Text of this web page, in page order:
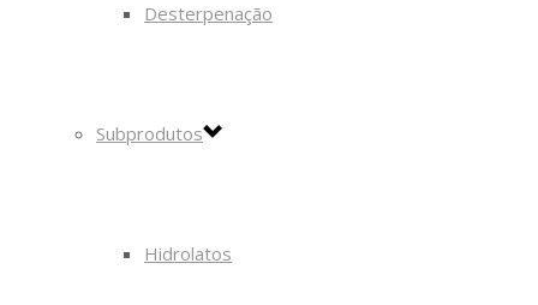
Desterpenação
Subprodutos
Hidrolatos